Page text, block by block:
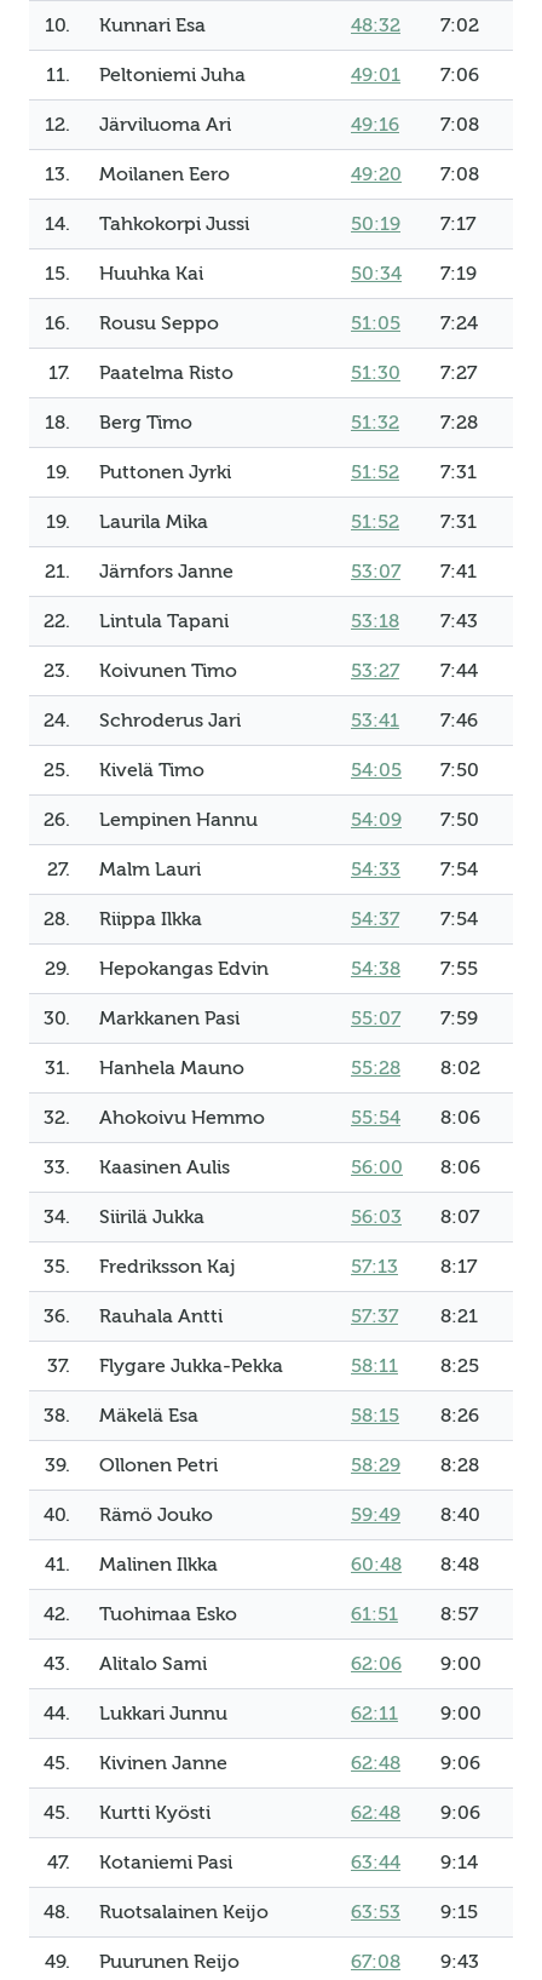
10. Kunnari Esa 48:32 7:02
11. Peltoniemi Juha 49:01 7:06
12. Järviluoma Ari 49:16 7:08
13. Moilanen Eero 49:20 7:08
14. Tahkokorpi Jussi 50:19 7:17
15. Huuhka Kai 50:34 7:19
16. Rousu Seppo 51:05 7:24
17. Paatelma Risto 51:30 7:27
18. Berg Timo 51:32 7:28
19. Puttonen Jyrki 51:52 7:31
19. Laurila Mika 51:52 7:31
21. Järnfors Janne 53:07 7:41
22. Lintula Tapani 53:18 7:43
23. Koivunen Timo 53:27 7:44
24. Schroderus Jari 53:41 7:46
25. Kivelä Timo 54:05 7:50
26. Lempinen Hannu 54:09 7:50
27. Malm Lauri 54:33 7:54
28. Riippa Ilkka 54:37 7:54
29. Hepokangas Edvin 54:38 7:55
30. Markkanen Pasi 55:07 7:59
31. Hanhela Mauno 55:28 8:02
32. Ahokoivu Hemmo 55:54 8:06
33. Kaasinen Aulis 56:00 8:06
34. Siirilä Jukka 56:03 8:07
35. Fredriksson Kaj 57:13 8:17
36. Rauhala Antti 57:37 8:21
37. Flygare Jukka-Pekka 58:11 8:25
38. Mäkelä Esa 58:15 8:26
39. Ollonen Petri 58:29 8:28
40. Rämö Jouko 59:49 8:40
41. Malinen Ilkka 60:48 8:48
42. Tuohimaa Esko 61:51 8:57
43. Alitalo Sami 62:06 9:00
44. Lukkari Junnu 62:11 9:00
45. Kivinen Janne 62:48 9:06
45. Kurtti Kyösti 62:48 9:06
47. Kotaniemi Pasi 63:44 9:14
48. Ruotsalainen Keijo 63:53 9:15
49. Puurunen Reijo 67:08 9:43